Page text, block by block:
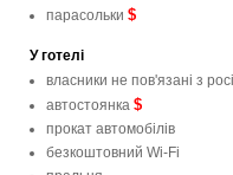
парасольки $
У готелі
власники не пов'язані з
автостоянка $
прокат автомобілів
безкоштовний Wi-Fi